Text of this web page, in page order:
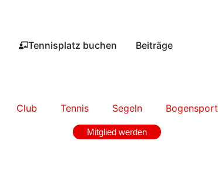
Tennisplatz buchen​ Beiträge
Club Tennis Segeln Bogensport
Mitglied werden